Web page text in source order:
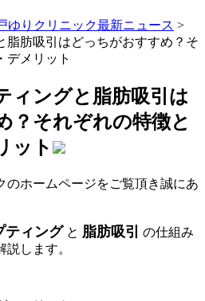
ゆりクリニック最新ニュース >
脂肪吸引はどっちがおすすめ？そ
デメリット
ィングと脂肪吸引は
？それぞれの特徴と
ット
のホームページをご覧頂き誠にあ
ティングと 脂肪吸引
の仕組み
します。